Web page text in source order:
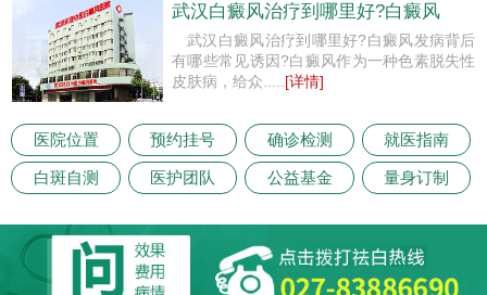
武汉白癜风治疗到哪里好?白癜风
武汉白癜风治疗到哪里好?白癜风发病背后
有哪些常见诱因?白癜风作为一种色素脱失性
皮肤病，给众..... [详情]
医院位置 预约挂号 确诊检测 就医指南
白斑自测 医护团队 公益基金 量身订制